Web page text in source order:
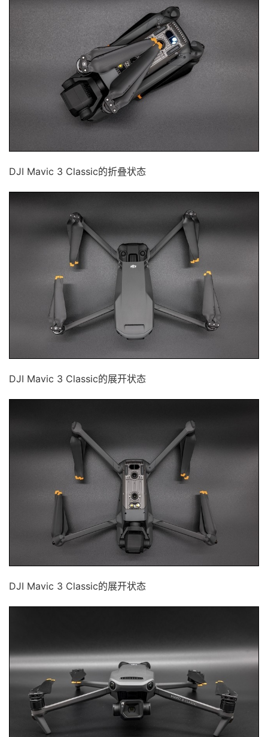
DJI Mavic 3 Classic的折叠状态
DJI Mavic 3 Classic的展开状态
DJI Mavic 3 Classic的展开状态